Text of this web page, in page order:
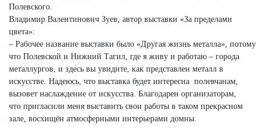
Полевского.
Владимир Валентинович Зуев, автор выставки «За пределами
цвета»:
– Рабочее название выставки было «Другая жизнь металла», потому
что Полевской и Нижний Тагил, где я живу и работаю – города
металлургов, и здесь вы увидите, как представлен металл в
искусстве. Надеюсь, что выставка будет интересна полевчанам,
вызовет наслаждение от искусства. Благодарен организаторам,
что пригласили меня выставить свои работы в таком прекрасном
зале, восхищён атмосферными интерьерами домны.